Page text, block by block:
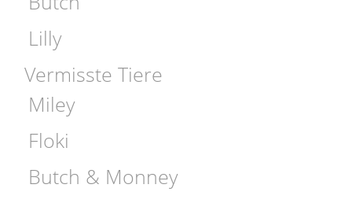
Lilly
Vermisste Tiere
Miley
Floki
Butch & Monney